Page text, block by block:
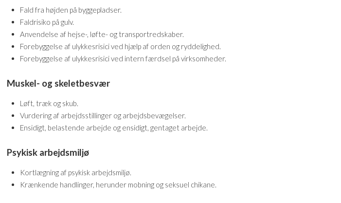
Fald fra højden på byggepladser.
Faldrisiko på gulv.
Anvendelse af hejse-, løfte- og transportredskaber.
Forebyggelse af ulykkesrisici ved hjælp af orden og ryddelighed.
Forebyggelse af ulykkesrisici ved intern færdsel på virksomheder.
Muskel- og skeletbesvær
Løft, træk og skub.
Vurdering af arbejdsstillinger og arbejdsbevægelser.
Ensidigt, belastende arbejde og ensidigt, gentaget arbejde.
Psykisk arbejdsmiljø
Kortlægning af psykisk arbejdsmiljø.
Krænkende handlinger, herunder mobning og seksuel chikane.